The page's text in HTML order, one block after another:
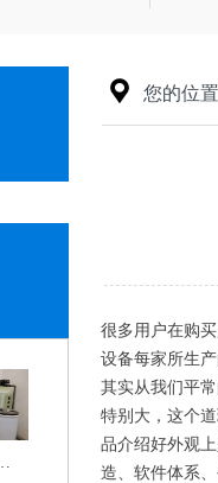
끇 您的位置
很多用户在购
设备每家所生
其实从我们平
特别大，这个
品介绍好外观
造、软件体系